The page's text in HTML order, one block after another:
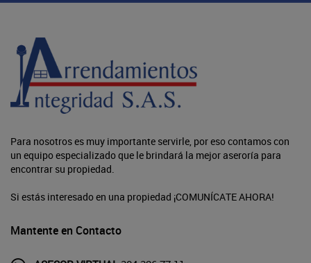
Para nosotros es muy importante servirle, por eso contamos con
un equipo especializado que le brindará la mejor aseroría para
encontrar su propiedad.
Si estás interesado en una propiedad ¡COMUNÍCATE AHORA!
Mantente en Contacto